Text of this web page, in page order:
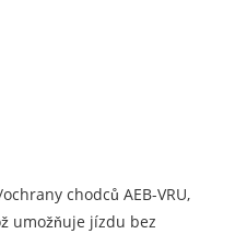
chodců AEB-VRU,
umožňuje jízdu bez